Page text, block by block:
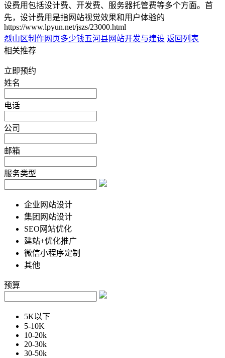
设费用包括设计费、开发费、服务器托管费等多个方面。首
先，设计费用是指网站视觉效果和用户体验的
https://www.lpyun.net/jszs/23000.html
烈山区制作网页多少钱五河县网站开发与建设 返回列表
相关推荐
立即预约
姓名
电话
公司
邮箱
服务类型
企业网站设计
集团网站设计
SEO网站优化
建站+优化推广
微信小程序定制
其他
预算
5K以下
5-10K
10-20k
20-30k
30-50k